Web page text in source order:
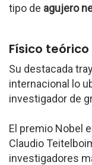
tipo de agujero
Físico teórico
Su destacada
internacional lo
investigador de
El premio Nobel
Claudio
investigadores